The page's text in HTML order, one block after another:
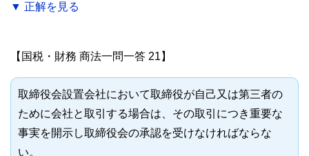
▼ 正解を見る
【国税・財務 商法一問一答 21】
取締役会設置会社において取締役が自己又は第三者の
ために会社と取引する場合は、その取引につき重要な
事実を開示し取締役会の承認を受けなければならな
い。